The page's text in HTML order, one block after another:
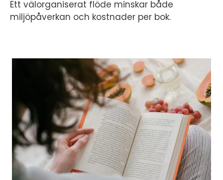
Ett välorganiserat flöde minskar både
miljöpåverkan och kostnader per bok.